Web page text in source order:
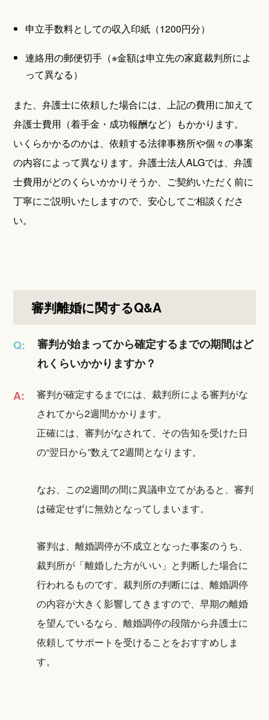
申立手数料としての収入印紙（1200円分）
連絡用の郵便切手（※金額は申立先の家庭裁判所によ
って異なる）
また、弁護士に依頼した場合には、上記の費用に加えて
弁護士費用（着手金・成功報酬など）もかかります。
いくらかかるのかは、依頼する法律事務所や個々の事案
の内容によって異なります。弁護士法人ALGでは、弁護
士費用がどのくらいかかりそうか、ご契約いただく前に
丁寧にご説明いたしますので、安心してご相談くださ
い。
審判離婚に関するQ&A
Q:
審判が始まってから確定するまでの期間はど
れくらいかかりますか？
A:
審判が確定するまでには、裁判所による審判がな
されてから2週間かかります。
正確には、審判がなされて、その告知を受けた日
の“翌日から”数えて2週間となります。
なお、この2週間の間に異議申立てがあると、審判
は確定せずに無効となってしまいます。
審判は、離婚調停が不成立となった事案のうち、
裁判所が「離婚した方がいい」と判断した場合に
行われるものです。裁判所の判断には、離婚調停
の内容が大きく影響してきますので、早期の離婚
を望んでいるなら、離婚調停の段階から弁護士に
依頼してサポートを受けることをおすすめしま
す。